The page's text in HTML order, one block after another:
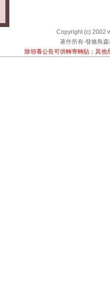
Copyright (c) 2002
著作所有-發條鳥
除領養公告可供轉寄轉貼；其